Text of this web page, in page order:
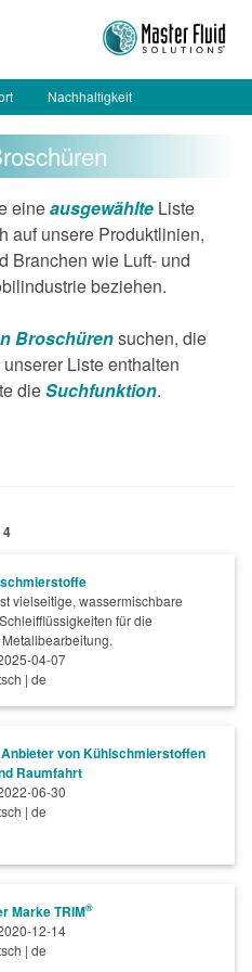
Nachhaltigkeit
eineausgewählte Liste
auf unsere Produktlinien,
Branchen wie Luft- und
beziehen.
Broschürensuchen, die
Liste enthalten
dieSuchfunktion.
4
vielseitige, wassermischbare
für die
04-07
| de
von Kühlschmierstoffen
Raumfahrt
06-30
| de
Marke TRIM®
12-14
| de